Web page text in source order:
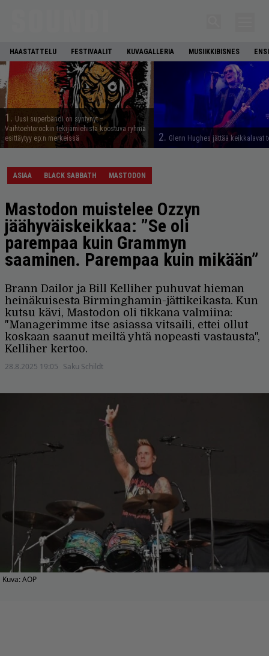
HAASTATTELU FESTIVAALIT KUVAGALLERIA MUSIIKKIBISNES
1. Uusi superbändi on syntynyt –
Vaihtoehtorockin tekijämiehistä koostuva ryhmä
esittäytyy ep:n merkeissä
2. Glenn Hughes jättää keikkalavat
ASIAA BLACK SABBATH MASTODON
Mastodon muistelee Ozzyn
jäähyväiskeikkaa: ”Se oli
parempaa kuin Grammyn
saaminen. Parempaa kuin mikään”
Brann Dailor ja Bill Kelliher puhuvat hieman
heinäkuisesta Birminghamin-jättikeikasta. Kun
kutsu kävi, Mastodon oli tikkana valmiina:
"Managerimme itse asiassa vitsaili, ettei ollut
koskaan saanut meiltä yhtä nopeasti vastausta",
Kelliher kertoo.
28.8.2025 19:05 Saku Schildt
Kuva: AOP